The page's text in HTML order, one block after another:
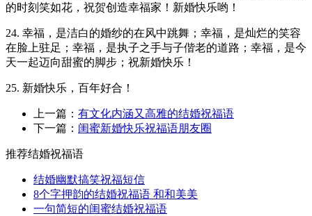
的时刻笑如花，祝贺创造幸福家！新婚快乐哟！
24. 幸福，是洁白的婚纱的在风中跳舞；幸福，是灿烂的笑容
在脸上驻足；幸福，是执子之手与子偕老的道路；幸福，是今
天一起迈向甜蜜的脚步；祝新婚快乐！
25. 新婚快乐，百年好合！
上一篇： 有文化内涵又高雅的结婚祝福语
下一篇： 闺蜜新婚快乐祝福语朋友圈
推荐结婚祝福语
结婚幽默搞笑祝福短信
8个字押韵的结婚祝福语 和和美美
一句简短的闺蜜结婚祝福语